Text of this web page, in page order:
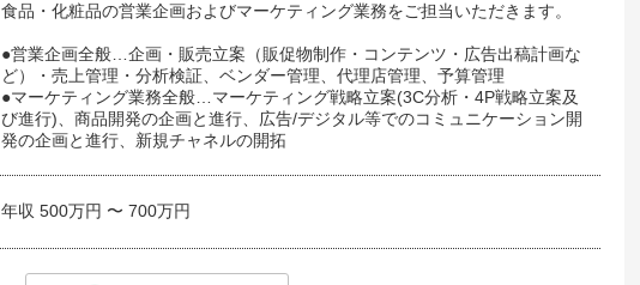
食品・化粧品の営業企画およびマーケティング業務をご担当いただきます。
●営業企画全般…企画・販売立案（販促物制作・コンテンツ・広告出稿計画な
ど）・売上管理・分析検証、ベンダー管理、代理店管理、予算管理
●マーケティング業務全般…マーケティング戦略立案(3C分析・4P戦略立案及
び進行)、商品開発の企画と進行、広告/デジタル等でのコミュニケーション開
発の企画と進行、新規チャネルの開拓
年収 500万円 〜 700万円